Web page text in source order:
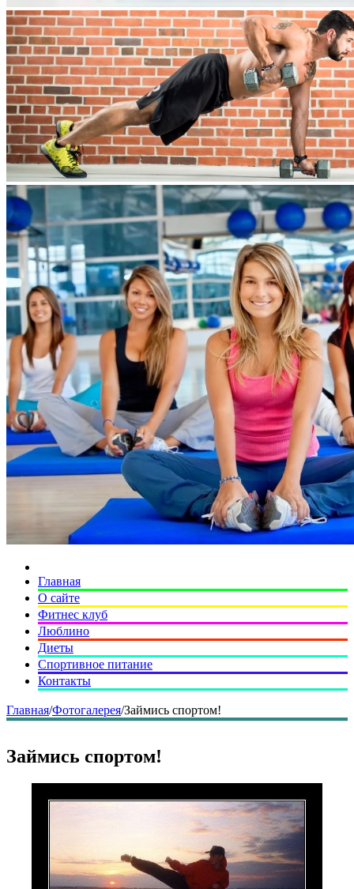
Главная
О сайте
Фитнес клуб
Люблино
Диеты
Спортивное питание
Контакты
Главная/Фотогалерея/Займись спортом!
Займись спортом!